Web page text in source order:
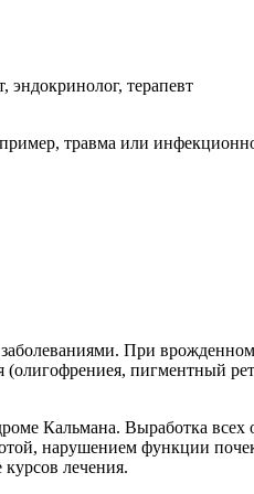
терапевт
травма или
При
пигментный
Кальмана. Выработка
нарушением функции
лечения.